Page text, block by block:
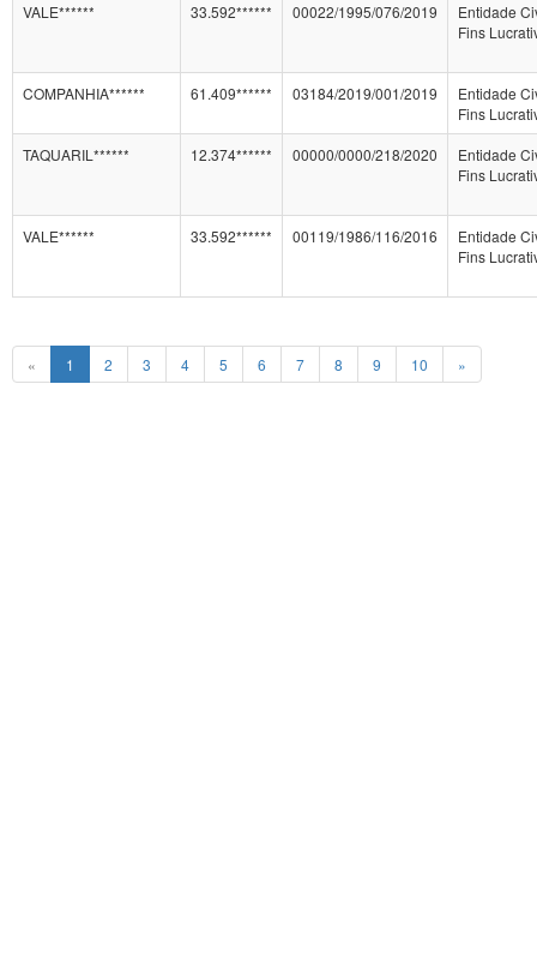
VALE****** 33.592****** 00022/1995/076/2019
Entidade
Fins
COMPANHIA****** 61.409****** 03184/2019/001/2019
Entidade
Fins
TAQUARIL******
12.374****** 00000/0000/218/2020
Entidade
Fins
VALE****** 33.592****** 00119/1986/116/2016
Entidade
Fins
« 1 2 3 4 5 6 7 8 9 10 »